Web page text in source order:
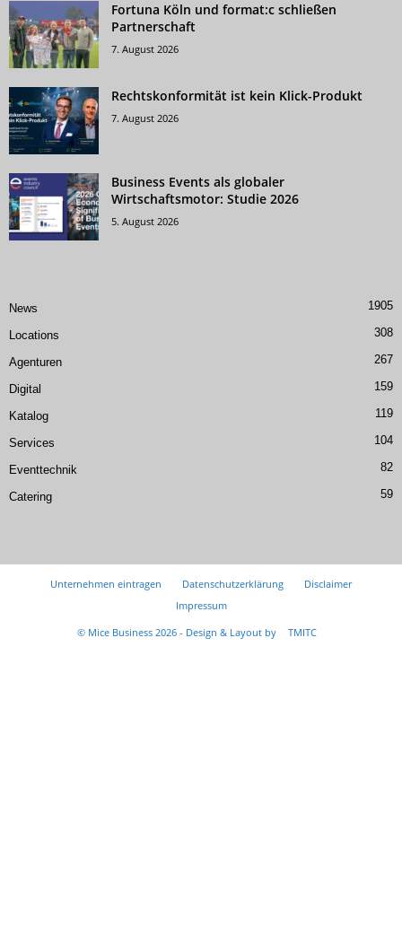
Fortuna Köln und format:c schließen
Partnerschaft
7. August 2026
Rechtskonformität ist kein Klick-Produkt
7. August 2026
Business Events als globaler
Wirtschaftsmotor: Studie 2026
5. August 2026
News 1905
Locations 308
Agenturen 267
Digital 159
Katalog 119
Services 104
Eventtechnik 82
Catering 59
Unternehmen eintragen Datenschutzerklärung
Disclaimer
Impressum
© Mice Business 2026 - Design & Layout by
TMITC